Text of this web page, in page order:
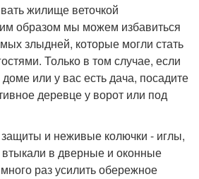
жилище веточкой
образом мы можем избавиться
злыдней, которые могли стать
Только в том случае, если
или у вас есть дача, посадите
деревце у ворот или под
и неживые колючки - иглы,
в дверные и оконные
раз усилить обережное